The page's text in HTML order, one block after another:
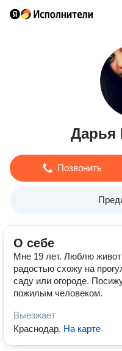
Дарья
Позвонить
О себе
Мне 19 лет. Люблю
радостью схожу на
саду или огороде.
пожилым человеком.
Выезжает
Краснодар. На карте